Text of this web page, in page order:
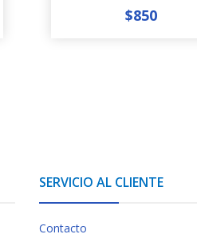
+
$850
SERVICIO AL CLIENTE
Contacto